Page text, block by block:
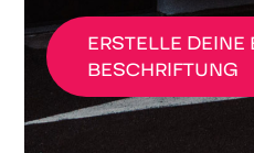
ERSTELLE DEINE
BESCHRIFTUNG